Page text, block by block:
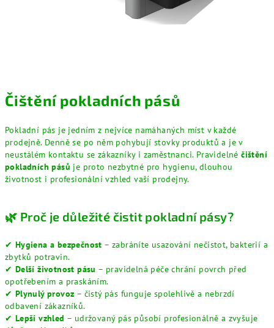
Čištění pokladních pásů
Pokladní pás je jedním z nejvíce namáhaných míst v každé
prodejně. Denně se po něm pohybují stovky produktů a je v
neustálém kontaktu se zákazníky i zaměstnanci. Pravidelnéčištění
pokladních pásů je proto nezbytné pro hygienu, dlouhou
životnost i profesionální vzhled vaší prodejny.
🌿 Proč je důležité čistit pokladní pásy?
✔ Hygiena a bezpečnost – zabráníte usazování nečistot, bakterií a
zbytků potravin.
✔ Delší životnost pásu – pravidelná péče chrání povrch před
opotřebením a praskáním.
✔ Plynulý provoz – čistý pás funguje spolehlivě a nebrzdí
odbavení zákazníků.
✔ Lepší vzhled – udržovaný pás působí profesionálně a zvyšuje